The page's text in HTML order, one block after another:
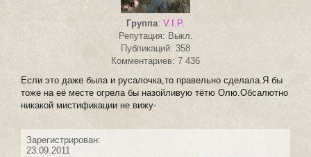
Группа: V.I.P.
Репутация: Выкл.
Публикаций: 358
Комментариев: 7 436
Если это даже была и русалочка,то правельно сделала.Я бы
тоже на её месте огрела бы назойливую тётю Олю.Обсалютно
никакой мистификации не вижу-
Зарегистрирован:
23.09.2011